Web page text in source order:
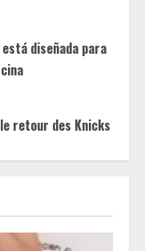
diseñada para
retour des Knicks